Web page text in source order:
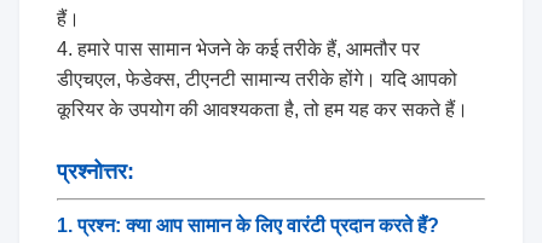
हैं।
4. हमारे पास सामान भेजने के कई तरीके हैं, आमतौर पर
डीएचएल, फेडेक्स, टीएनटी सामान्य तरीके होंगे। यदि आपको
कूरियर के उपयोग की आवश्यकता है, तो हम यह कर सकते हैं।
प्रश्नोत्तर:
1. प्रश्न: क्या आप सामान के लिए वारंटी प्रदान करते हैं?